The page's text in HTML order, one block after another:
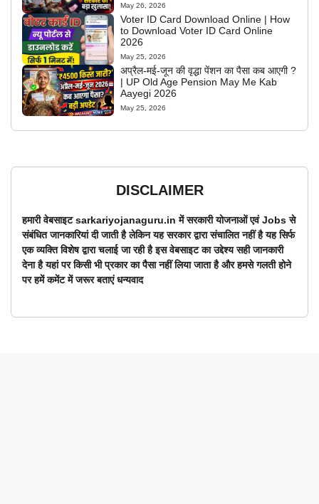
May 26, 2026
Voter ID Card Download Online | How
to Download Voter ID Card Online
2026
May 25, 2026
अप्रैल-मई-जून की वृद्धा पेंशन का पैसा कब आएगी ?
| UP Old Age Pension May Me Kab
Aayegi 2026
May 25, 2026
DISCLAIMER
हमारी वेबसाइट sarkariyojanaguru.in में सरकारी योजनाओं एवं Jobs से
संबंधित जानकारियां दी जाती है लेकिन यह सरकार द्वारा संचालित नहीं है यह सिर्फ
एक व्यक्ति विशेष द्वारा चलाई जा रही है इस वेबसाइट का उद्देश्य सही जानकारी
देना है यहां पर किसी भी प्रकार का पैसा नहीं लिया जाता है और हमसे गलती होने
पर हमें कमेंट में जरूर बताएं धन्यवाद